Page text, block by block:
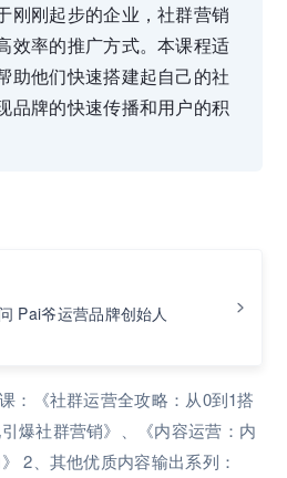
刚刚起步的企业，社群营销
效率的推广方式。本课程适
助他们快速搭建起自己的社
品牌的快速传播和用户的积
Pai爷运营品牌创始人
：《社群运营全攻略：从0到1搭
爆社群营销》、《内容运营：内
2、其他优质内容输出系列：